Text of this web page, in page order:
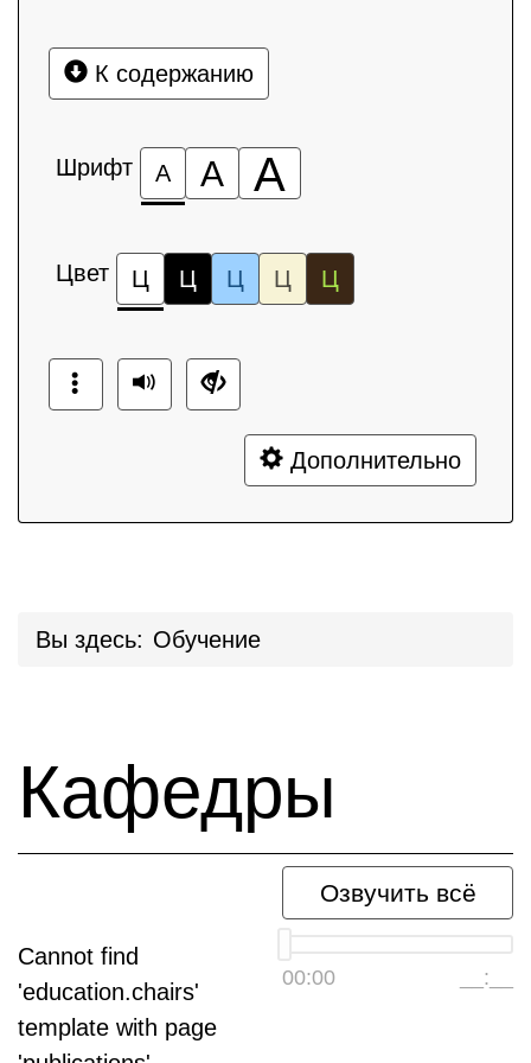
К содержанию
Шрифт А А А
Цвет Ц Ц Ц Ц Ц
Дополнительно
Вы здесь: Обучение
Кафедры
Озвучить всё
00:00 __:__
Cannot find
'education.chairs'
template with page